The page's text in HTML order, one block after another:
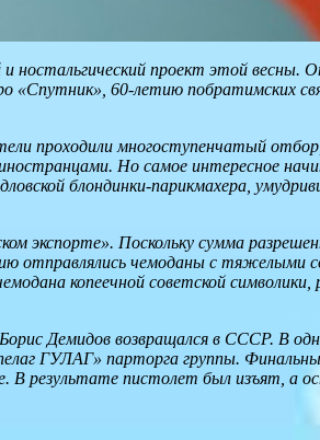
проект этой весны.
«Спутник», 60-летию побратимских
проходили многоступенчатый отбор,
Но самое интересное
блондинки-парикмахера,
экспорте». Поскольку сумма
отправлялись чемоданы с тяжелыми
копеечной советской
Демидов возвращался в СССР. В
ГУЛАГ» парторга группы.
результате пистолет был изъят, а